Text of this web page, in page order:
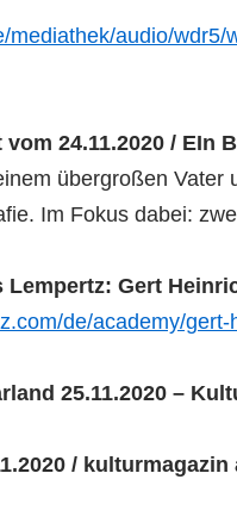
mediathek/audio/
24.11.2020 / EIn
übergroßen
Im Fokus dabei:
Lempertz: Gert
de/academy/
25.11.2020 –
/